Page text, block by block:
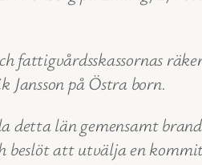
fattigvårdsskassornas
Jansson på Östra born.
detta län gemensamt
beslöt att utvälja en